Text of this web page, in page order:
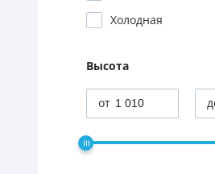
Холодная
Высота